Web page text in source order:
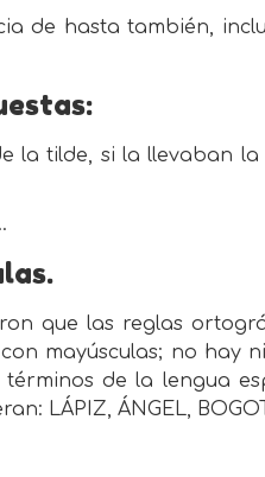
de hasta también,
la tilde, si la llevaban
que las reglas
mayúsculas; no hay
de la lengua
LÁPIZ, ÁNGEL,